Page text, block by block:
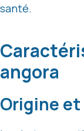
santé.
angora
Origine